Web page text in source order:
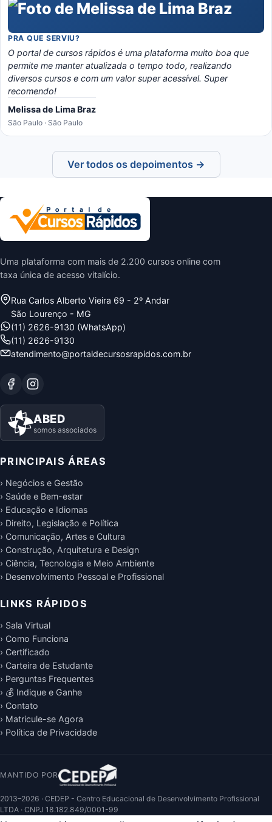
PRA QUE SERVIU?
O portal de cursos rápidos é uma plataforma muito boa que
permite me manter atualizada o tempo todo, realizando
diversos cursos e com um valor super acessível. Super
recomendo!
Melissa de Lima Braz
São Paulo · São Paulo
Ver todos os depoimentos →
Uma plataforma com mais de 2.200 cursos online com
taxa única de acesso vitalício.
Rua Carlos Alberto Vieira 69 - 2º Andar
São Lourenço - MG
(11) 2626-9130 (WhatsApp)
(11) 2626-9130
atendimento@portaldecursosrapidos.com.br
ABED
somos associados
PRINCIPAIS ÁREAS
› Negócios e Gestão
› Saúde e Bem-estar
› Educação e Idiomas
› Direito, Legislação e Política
› Comunicação, Artes e Cultura
› Construção, Arquitetura e Design
› Ciência, Tecnologia e Meio Ambiente
› Desenvolvimento Pessoal e Profissional
LINKS RÁPIDOS
› Sala Virtual
› Como Funciona
› Certificado
› Carteira de Estudante
› Perguntas Frequentes
› 💰 Indique e Ganhe
› Contato
› Matricule-se Agora
› Política de Privacidade
MANTIDO POR
2013–2026 · CEDEP - Centro Educacional de Desenvolvimento Profissional
LTDA · CNPJ 18.182.849/0001-99